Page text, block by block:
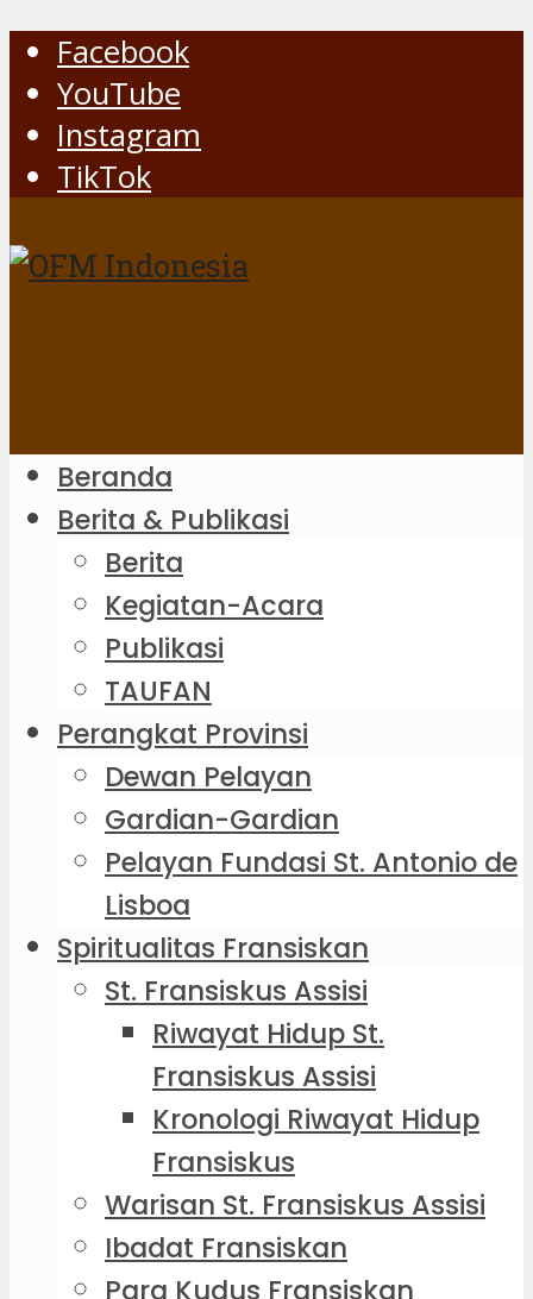
Facebook
YouTube
Instagram
TikTok
Beranda
Berita & Publikasi
Berita
Kegiatan-Acara
Publikasi
TAUFAN
Perangkat Provinsi
Dewan Pelayan
Gardian-Gardian
Pelayan Fundasi St. Antonio de
Lisboa
Spiritualitas Fransiskan
St. Fransiskus Assisi
Riwayat Hidup St.
Fransiskus Assisi
Kronologi Riwayat Hidup
Fransiskus
Warisan St. Fransiskus Assisi
Ibadat Fransiskan
Para Kudus Fransiskan